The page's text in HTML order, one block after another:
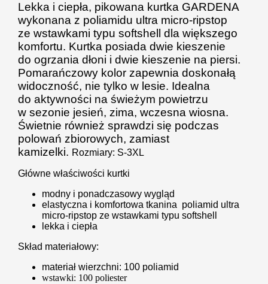
Lekka i ciepła, pikowana kurtka GARDENA
wykonana z poliamidu ultra micro-ripstop
ze wstawkami typu softshell dla większego
komfortu. Kurtka posiada dwie kieszenie
do ogrzania dłoni i dwie kieszenie na piersi.
Pomarańczowy kolor zapewnia doskonałą
widoczność, nie tylko w lesie. Idealna
do aktywności na świeżym powietrzu
w sezonie jesień, zima, wczesna wiosna.
Świetnie również sprawdzi się podczas
polowań zbiorowych, zamiast
kamizelki. Rozmiary: S-3XL
Główne właściwości kurtki
modny i ponadczasowy wygląd
elastyczna i komfortowa tkanina poliamid ultra
micro-ripstop ze wstawkami typu softshell
lekka i ciepła
Skład materiałowy:
materiał wierzchni: 100 poliamid
wstawki: 100 poliester